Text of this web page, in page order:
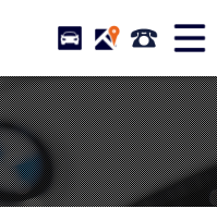
ープ BMW専門 船
STOCK ACCESS 047-
在庫リスト
店舗紹介
アクセスマップ